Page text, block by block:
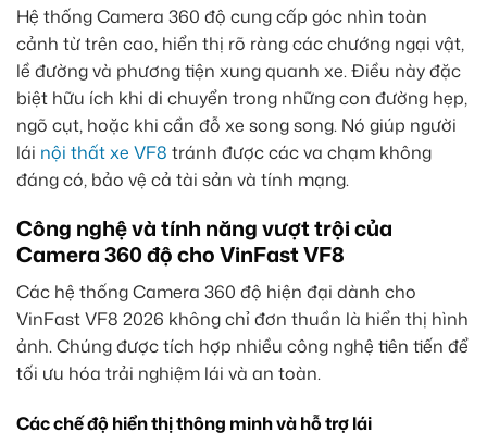
Hệ thống Camera 360 độ cung cấp góc nhìn toàn
cảnh từ trên cao, hiển thị rõ ràng các chướng ngại vật,
lề đường và phương tiện xung quanh xe. Điều này đặc
biệt hữu ích khi di chuyển trong những con đường hẹp,
ngõ cụt, hoặc khi cần đỗ xe song song. Nó giúp người
lái nội thất xe VF8 tránh được các va chạm không
đáng có, bảo vệ cả tài sản và tính mạng.
Công nghệ và tính năng vượt trội của
Camera 360 độ cho VinFast VF8
Các hệ thống Camera 360 độ hiện đại dành cho
VinFast VF8 2026 không chỉ đơn thuần là hiển thị hình
ảnh. Chúng được tích hợp nhiều công nghệ tiên tiến để
tối ưu hóa trải nghiệm lái và an toàn.
Các chế độ hiển thị thông minh và hỗ trợ lái